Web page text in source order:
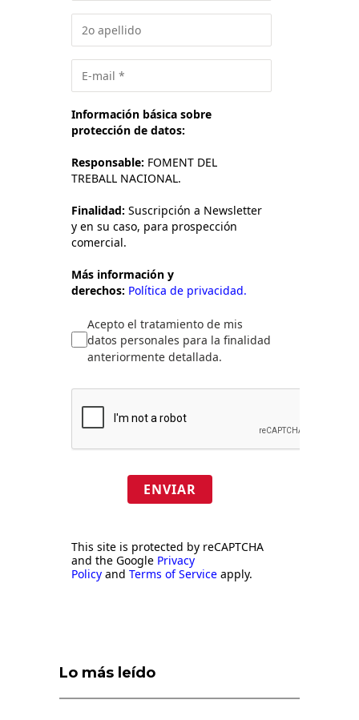
Información básica sobre
protección de datos:
Responsable: FOMENT DEL
TREBALL NACIONAL.
Finalidad: Suscripción a Newsletter
y en su caso, para prospección
comercial.
Más información y
derechos: Política de privacidad.
Acepto el tratamiento de mis
datos personales para la finalidad
anteriormente detallada.
ENVIAR
This site is protected by reCAPTCHA
and the Google Privacy
Policy and Terms of Service apply.
Lo más leído